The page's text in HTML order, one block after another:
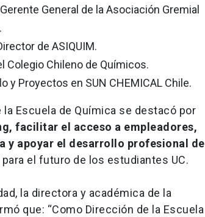
General de la Asociación Gremial
de ASIQUIM.
Colegio Chileno de Químicos.
y Proyectos en SUN CHEMICAL Chile.
Escuela de Química se destacó por
facilitar el acceso a empleadores,
apoyar el desarrollo profesional de
el futuro de los estudiantes UC.
la directora y académica de la
que: “Como Dirección de la Escuela